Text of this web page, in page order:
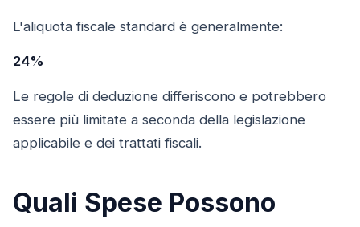
L'aliquota fiscale standard è generalmente:
24%
Le regole di deduzione differiscono e potrebbero
essere più limitate a seconda della legislazione
applicabile e dei trattati fiscali.
Quali Spese Possono